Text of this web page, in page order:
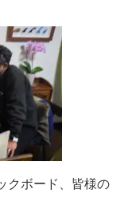
クボード、皆様の